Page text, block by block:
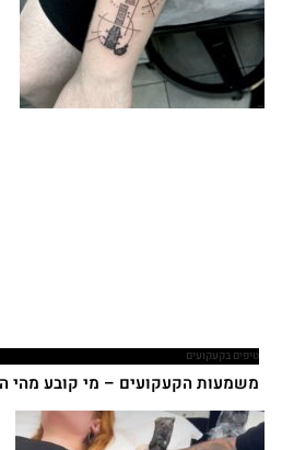
טיפים בקעקועים
משמעות הקעקועים – מי קובע מהי